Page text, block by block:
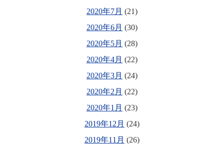
2020年7月 (21)
2020年6月 (30)
2020年5月 (28)
2020年4月 (22)
2020年3月 (24)
2020年2月 (22)
2020年1月 (23)
2019年12月 (24)
2019年11月 (26)